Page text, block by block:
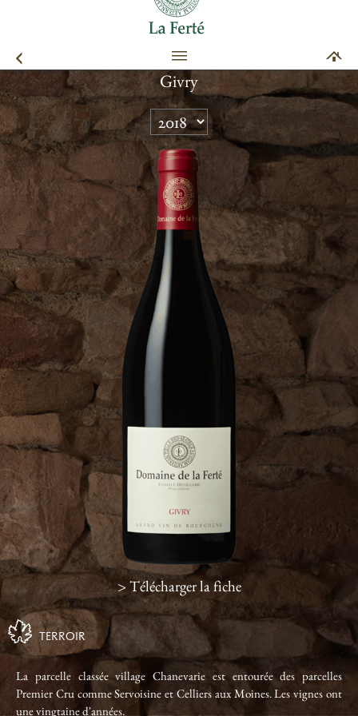
Givry
> Télécharger la fiche
TERROIR
La parcelle classée village Chanevarie est entourée des parcelles
Premier Cru comme Servoisine et Celliers aux Moines. Les vignes ont
une vingtaine d'années.